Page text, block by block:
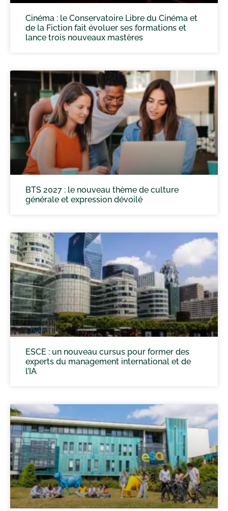
Cinéma : le Conservatoire Libre du Cinéma et
de la Fiction fait évoluer ses formations et
lance trois nouveaux mastères
BTS 2027 : le nouveau thème de culture
générale et expression dévoilé
ESCE : un nouveau cursus pour former des
experts du management international et de
l’IA